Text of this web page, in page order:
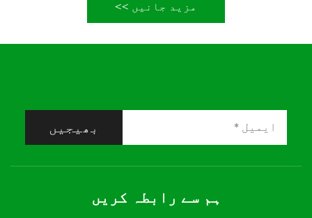
مزید جانیں >>
بھیجیں
ہم سے رابطہ کریں